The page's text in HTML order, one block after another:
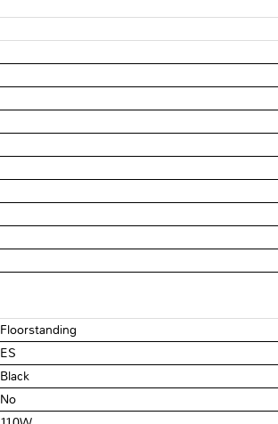
Floorstanding
ES
Black
No